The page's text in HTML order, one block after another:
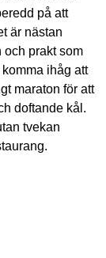
på att
är nästan
och prakt som
ihåg att
maraton för att
doftande kål.
tvekan